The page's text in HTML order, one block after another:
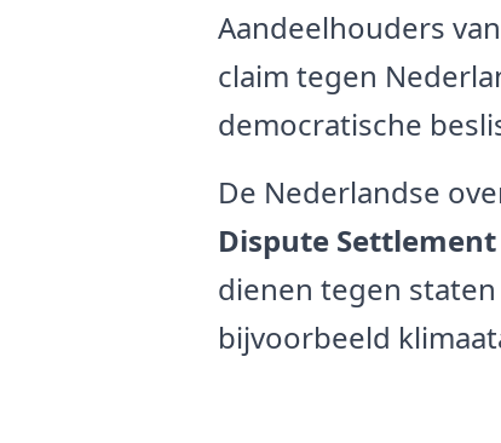
Aandeelhouders
claim tegen
democratische
De Nederlandse
Dispute
dienen tegen
bijvoorbeeld